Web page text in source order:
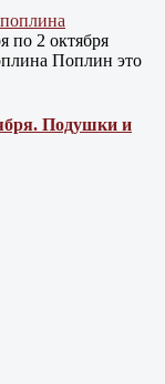
по 2 октября
Поплин это
Подушки и